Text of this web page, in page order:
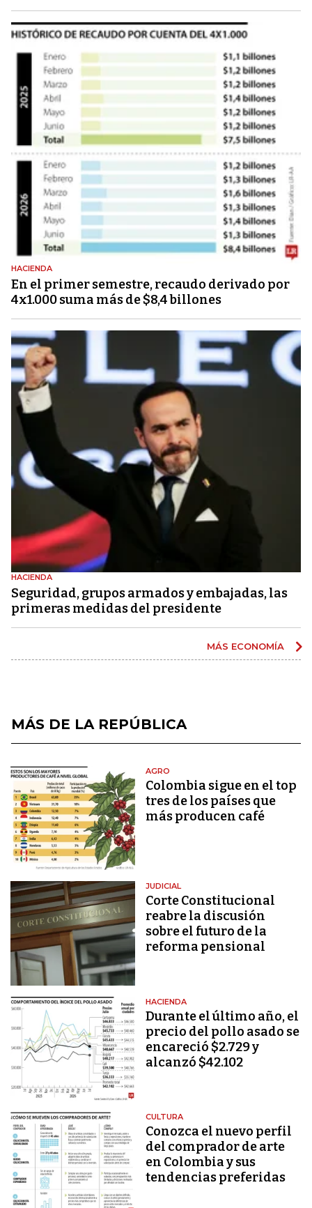
HACIENDA
En el primer semestre, recaudo derivado por
4x1.000 suma más de $8,4 billones
HACIENDA
Seguridad, grupos armados y embajadas, las
primeras medidas del presidente
MÁS ECONOMÍA
MÁS DE LA REPÚBLICA
AGRO
Colombia sigue en el top
tres de los países que
más producen café
JUDICIAL
Corte Constitucional
reabre la discusión
sobre el futuro de la
reforma pensional
HACIENDA
Durante el último año, el
precio del pollo asado se
encareció $2.729 y
alcanzó $42.102
CULTURA
Conozca el nuevo perfil
del comprador de arte
en Colombia y sus
tendencias preferidas